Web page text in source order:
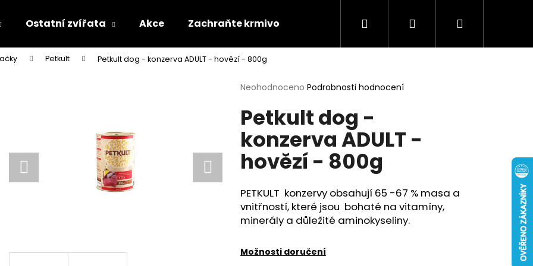
Ostatní zvířata Akce Zachraňte krmivo Chovatelské potřeby Novinky
Hledat PřihlášeníNákupní
Petkult Petkult dog - konzerva ADULT - hovězí - 800g
Průměrné
produktu
je
0,0
5
hvězdiček.
Neohodnoceno Podrobnosti hodnocení
Petkult dog -
konzerva ADULT -
hovězí - 800g
PETKULT konzervy obsahují 65 -67 % masa a
vnitřností, které jsou bohaté na vitamíny,
minerály a důležité aminokyseliny.
Možnosti doručení
Co potřebujete najít?
Doporučujeme